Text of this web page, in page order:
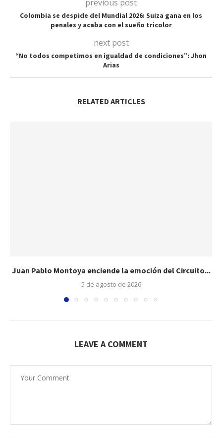
previous post
Colombia se despide del Mundial 2026: Suiza gana en los
penales y acaba con el sueño tricolor
next post
“No todos competimos en igualdad de condiciones”: Jhon
Arias
RELATED ARTICLES
Juan Pablo Montoya enciende la emoción del Circuito...
5 de agosto de 2026
LEAVE A COMMENT